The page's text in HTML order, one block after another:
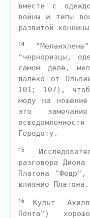
вместе с
войны и типы
развитой
14
"черноризцы,
самом деле,
далеко от
101; 107),
моду на
это
Геродоту.
15
разговора
Платона "Федр",
влияние Платона.
16
Культ
Понта")